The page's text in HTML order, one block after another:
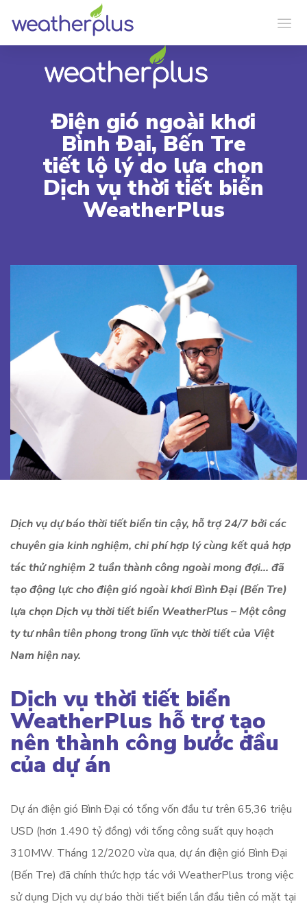
Điện gió ngoài khơi
Bình Đại, Bến Tre
tiết lộ lý do lựa chọn
Dịch vụ thời tiết biển
WeatherPlus
Dịch vụ dự báo thời tiết biển tin cậy, hỗ trợ 24/7 bởi các
chuyên gia kinh nghiệm, chi phí hợp lý cùng kết quả hợp
tác thử nghiệm 2 tuần thành công ngoài mong đợi… đã
tạo động lực cho điện gió ngoài khơi Bình Đại (Bến Tre)
lựa chọn Dịch vụ thời tiết biển WeatherPlus – Một công
ty tư nhân tiên phong trong lĩnh vực thời tiết của Việt
Nam hiện nay.
Dịch vụ thời tiết biển
WeatherPlus hỗ trợ tạo
nên thành công bước đầu
của dự án
Dự án điện gió Bình Đại có tổng vốn đầu tư trên 65,36 triệu
USD (hơn 1.490 tỷ đồng) với tổng công suất quy hoạch
310MW. Tháng 12/2020 vừa qua, dự án điện gió Bình Đại
(Bến Tre) đã chính thức hợp tác với WeatherPlus trong việc
sử dụng Dịch vụ dự báo thời tiết biển lần đầu tiên có mặt tại